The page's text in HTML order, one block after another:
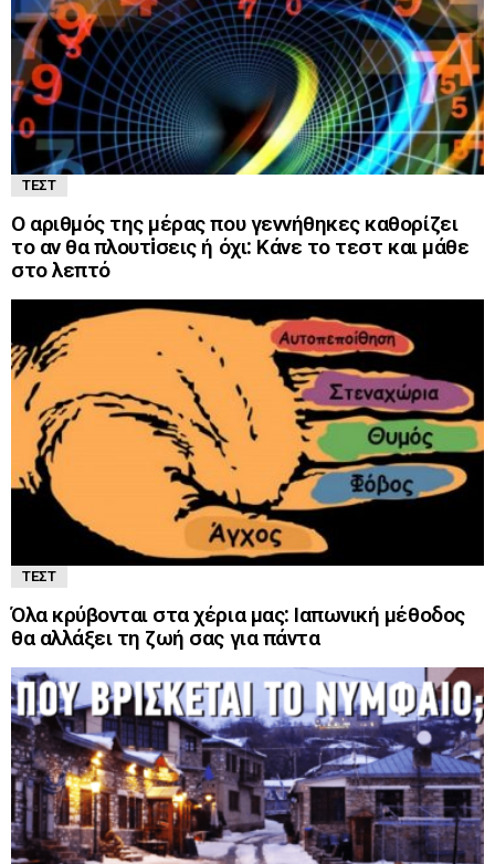
ΤΕΣΤ
Ο αριθμός της μέρας που γεννήθηκες καθορίζει
το αν θα πλουτiσεις ή όχι: Κάνε το τεστ και μάθε
στο λεπτό
ΤΕΣΤ
Όλα κρύβονται στα χέρια μας: Ιαπωνική μέθοδος
θα αλλάξει τη ζωή σας για πάντα